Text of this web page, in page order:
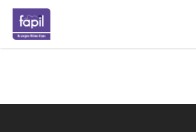
Skip